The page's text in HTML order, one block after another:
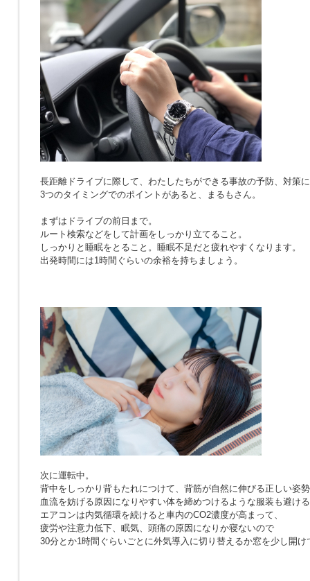
長距離ドライブに際して、わたしたちができる事故の予防、対策
3つのタイミングでのポイントがあると、まるもさん。
まずはドライブの前日まで。
ルート検索などをして計画をしっかり立てること。
しっかりと睡眠をとること。睡眠不足だと疲れやすくなります。
出発時間には1時間ぐらいの余裕を持ちましょう。
次に運転中。
背中をしっかり背もたれにつけて、背筋が自然に伸びる正しい姿
血流を妨げる原因になりやすい体を締めつけるような服装も避け
エアコンは内気循環を続けると車内のCO2濃度が高まって、
疲労や注意力低下、眠気、頭痛の原因になりか寝ないので
30分とか1時間ぐらいごとに外気導入に切り替えるか窓を少し開け